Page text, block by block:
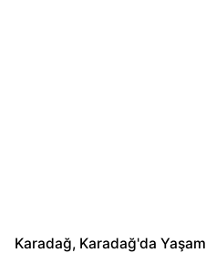
Karadağ Karadağ'da Yaşam